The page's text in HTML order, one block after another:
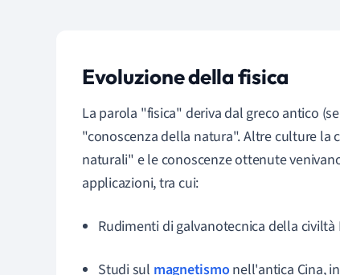
Evoluzione della fisica
La parola "fisica" deriva dal greco antico
"conoscenza della natura". Altre culture
naturali" e le conoscenze ottenute
applicazioni, tra cui:
Rudimenti di galvanotecnica della
Studi sul magnetismonell'antica Cina,